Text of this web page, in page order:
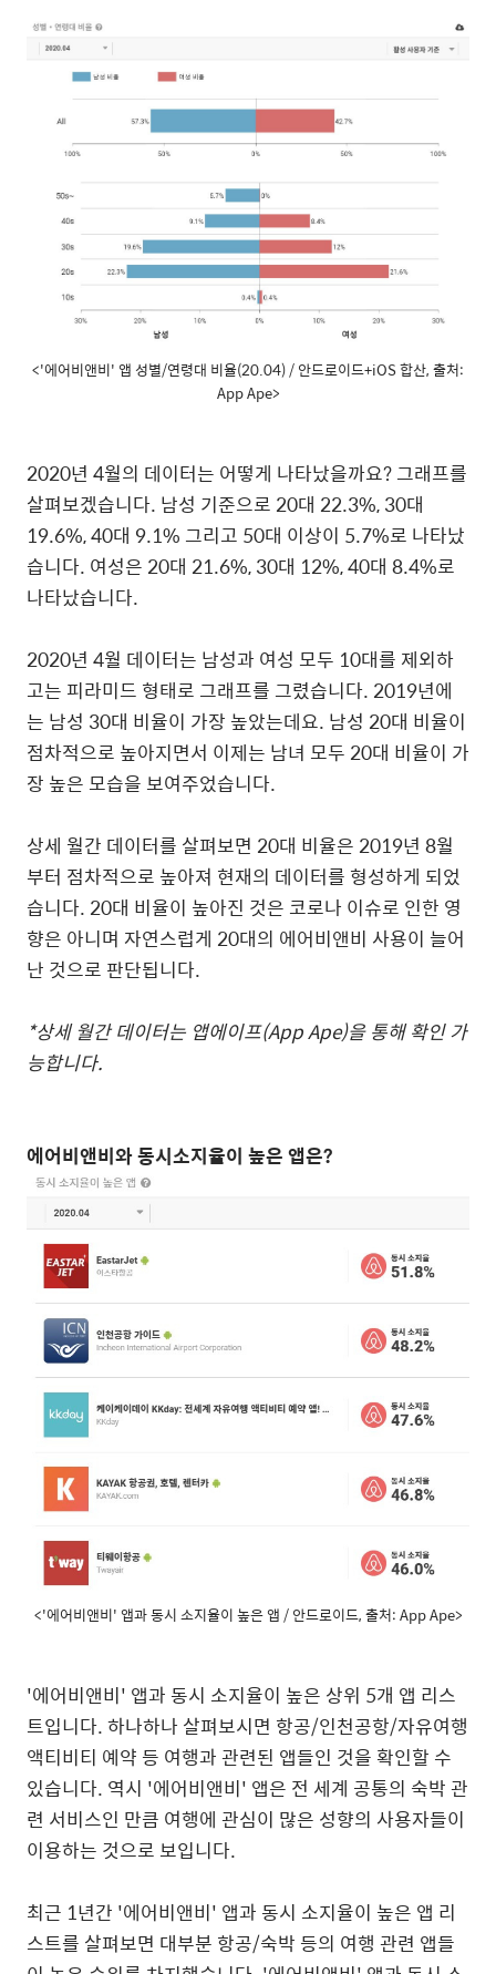
<'에어비앤비' 앱 성별/연령대 비율(20.04) / 안드로이드+iOS 합산, 출처:
App Ape>
2020년 4월의 데이터는 어떻게 나타났을까요?그래프를
살펴보겠습니다. 남성 기준으로 20대 22.3%, 30대
19.6%, 40대 9.1% 그리고 50대 이상이 5.7%로 나타났
습니다. 여성은 20대 21.6%, 30대 12%, 40대 8.4%로
나타났습니다.
2020년 4월 데이터는 남성과 여성 모두 10대를 제외하
고는 피라미드 형태로 그래프를 그렸습니다. 2019년에
는 남성 30대 비율이 가장 높았는데요. 남성 20대 비율이
점차적으로 높아지면서 이제는 남녀 모두 20대 비율이 가
장 높은 모습을 보여주었습니다.
상세 월간 데이터를 살펴보면 20대 비율은 2019년 8월
부터 점차적으로 높아져 현재의 데이터를 형성하게 되었
습니다. 20대 비율이 높아진 것은 코로나 이슈로 인한 영
향은 아니며 자연스럽게 20대의 에어비앤비 사용이 늘어
난 것으로 판단됩니다.
*상세 월간 데이터는 앱에이프(App Ape)을 통해 확인가
능합니다.
에어비앤비와동시소지율이 높은앱은?
<'에어비앤비' 앱과 동시 소지율이 높은 앱 / 안드로이드, 출처: App Ape>
'에어비앤비' 앱과 동시 소지율이 높은 상위 5개 앱 리스
트입니다.하나하나 살펴보시면 항공/인천공항/자유여행
액티비티 예약 등 여행과관련된 앱들인 것을 확인할 수
있습니다. 역시 '에어비앤비' 앱은 전 세계 공통의 숙박관
련 서비스인 만큼 여행에 관심이 많은 성향의 사용자들이
이용하는 것으로 보입니다.
최근 1년간 '에어비앤비' 앱과 동시 소지율이 높은 앱 리
스트를 살펴보면 대부분 항공/숙박 등의 여행 관련 앱들